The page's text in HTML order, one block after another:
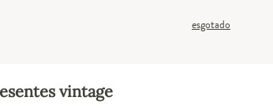
esgotado
vintage